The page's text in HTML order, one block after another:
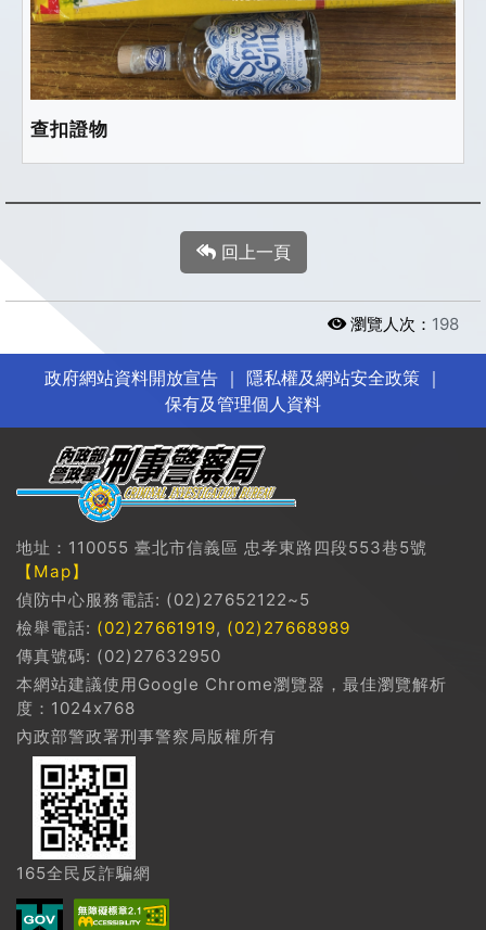
查扣證物
回上一頁
瀏覽人次： 198
政府網站資料開放宣告｜ 隱私權及網站安全政策｜
保有及管理個人資料
地址：110055 臺北市信義區 忠孝東路四段553巷5號
【Map】
偵防中心服務電話: (02)27652122~5
檢舉電話: (02)27661919, (02)27668989
傳真號碼: (02)27632950
本網站建議使用Google Chrome瀏覽器，最佳瀏覽解析
度：1024x768
內政部警政署刑事警察局版權所有
165全民反詐騙網